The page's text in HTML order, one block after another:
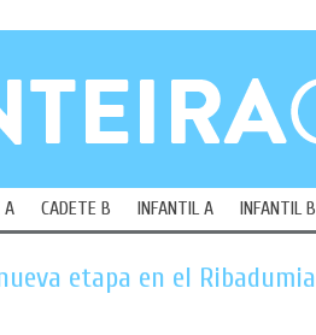
A CADETE B INFANTIL A INFANTIL B
etapa en el Ribadumia